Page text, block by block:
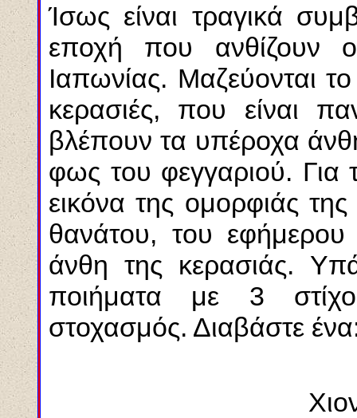
Ίσως είναι τραγικά
εποχή που ανθίζουν
Ιαπωνίας. Μαζεύονται
κερασιές, που είναι
βλέπουν τα υπέροχα
φως του φεγγαριού. Για
εικόνα της ομορφιάς
θανάτου, του
άνθη της κερασιάς.
ποιήματα με 3
στοχασμός. Διαβάστε